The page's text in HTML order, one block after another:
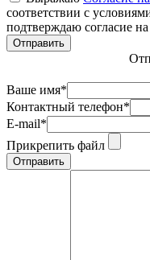
соответствии с
подтверждаю согласие
Отправить
Ваше имя*
Контактный телефон*
E-mail*
Прикрепить файл
Отправить